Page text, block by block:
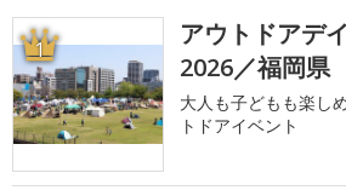
1
アウトドアデ
2026／福岡県
大人も子どもも楽し
トドアイベント